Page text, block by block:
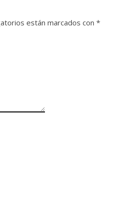
están marcados con *